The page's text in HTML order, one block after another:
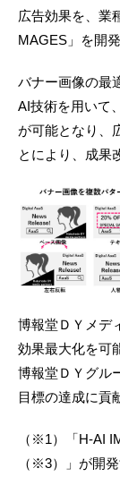
広告効果を、業
MAGES」を開
バナー画像の最
AI技術を用いて
が可能となり、
とにより、成果
博報堂ＤＹメデ
効果最大化を可
博報堂ＤＹグル
目標の達成に貢
（※1）「H-AI
（※3）」が開